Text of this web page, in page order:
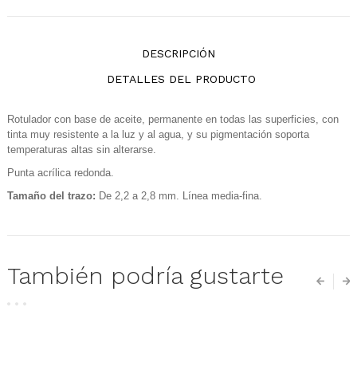
DESCRIPCIÓN
DETALLES DEL PRODUCTO
Rotulador con base de aceite, permanente en todas las superficies, con
tinta muy resistente a la luz y al agua, y su pigmentación soporta
temperaturas altas sin alterarse.
Punta acrílica redonda.
Tamaño del trazo: De 2,2 a 2,8 mm. Línea media-fina.
También podría gustarte